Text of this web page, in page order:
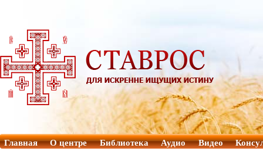
Главная О центре Библиотека Аудио Видео